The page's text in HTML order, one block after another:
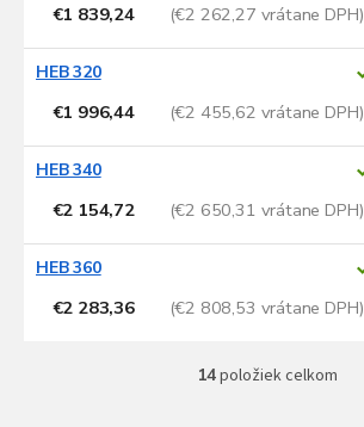
€1 839,24 (€2 262,27 vrátane DPH)
HEB 320
€1 996,44 (€2 455,62 vrátane DPH)
HEB 340
€2 154,72 (€2 650,31 vrátane DPH)
HEB 360
€2 283,36 (€2 808,53 vrátane DPH)
O
14položiek celkom